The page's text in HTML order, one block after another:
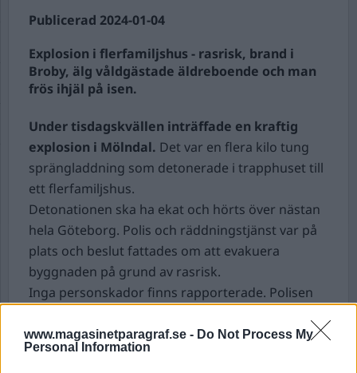
www.magasinetparagraf.se - Do Not Process My
Personal Information
Publicerad 2024-01-04
Explosion i flerfamiljshus - rasrisk, brand i
Broby, älg våldgästade äldreboende och man
frös ihjäl på isen.
Under tisdagskvällen inträffade en kraftig
explosion i Mölndal. Det var en flera kilo tung
sprängladdning som detonerade i trapphuset till
ett flerfamiljshus.
Detonationen ska ha ekat och hörts över nästan
hela Göteborg. Polis och räddningstjänst var på
plats och beslut fattades om att evakuera
byggnaden på grund av rasrisk.
Inga personskador finns rapporterade. Polisen
någon från den kriminella världen ville skicka ett
budskap till någon av de boende.